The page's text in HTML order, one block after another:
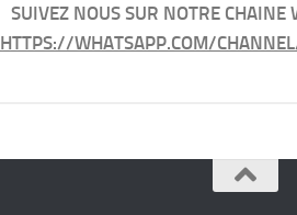
SUIVEZ NOUS SUR NOTRE CHAINE
HTTPS://WHATSAPP.COM/